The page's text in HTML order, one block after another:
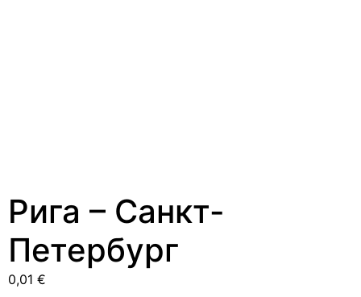
Рига – Санкт-
Петербург
0,01 €